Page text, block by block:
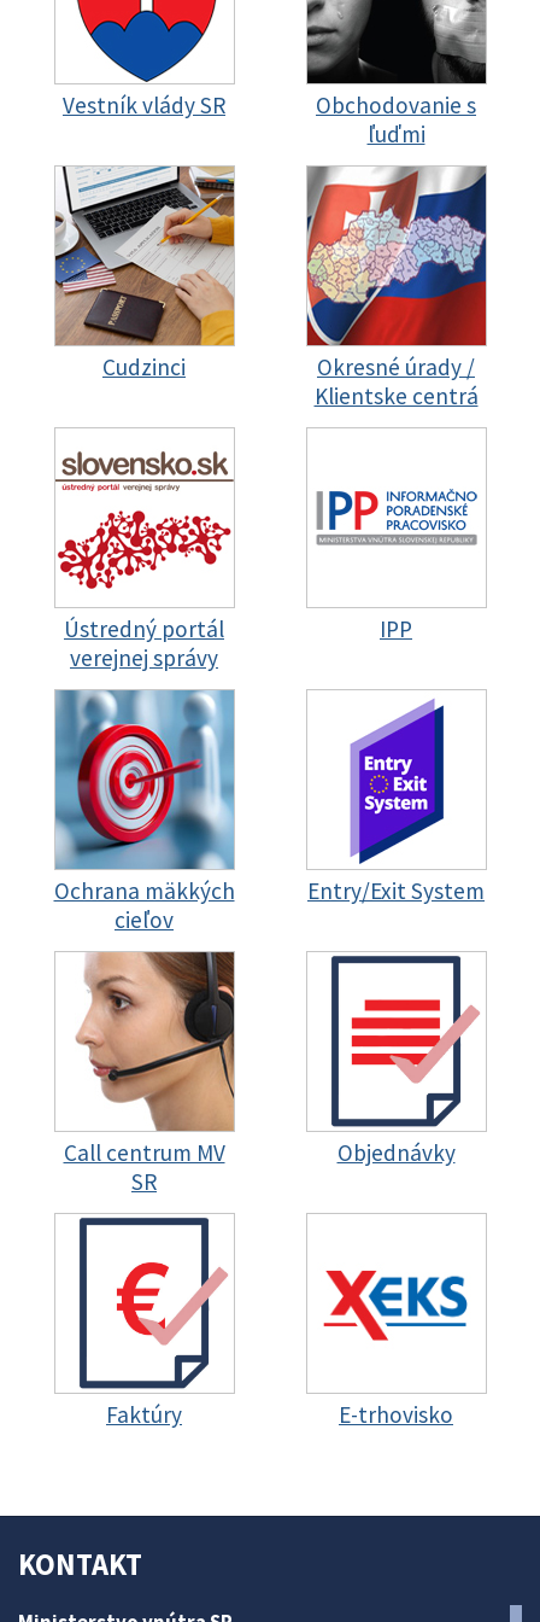
Vestník vlády SR
Obchodovanie s
ľuďmi
Cudzinci
Okresné úrady /
Klientske centrá
Ústredný portál
verejnej správy
IPP
Ochrana mäkkých
cieľov
Entry/Exit System
Call centrum MV
SR
Objednávky
Faktúry E-trhovisko
KONTAKT